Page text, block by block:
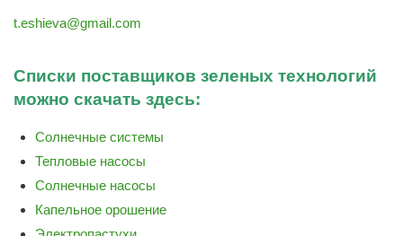
t.eshieva@gmail.com
Списки поставщиков зеленых технологий
можно скачать здесь:
Солнечные системы
Тепловые насосы
Солнечные насосы
Капельное орошение